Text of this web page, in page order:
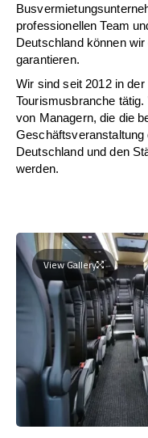
professionellen Team
Deutschland können
garantieren.
Wir sind seit 2012 in der
Tourismusbranche
von Managern, die die
Geschäftsveranstaltung
Deutschland und den
werden.
View Gallery